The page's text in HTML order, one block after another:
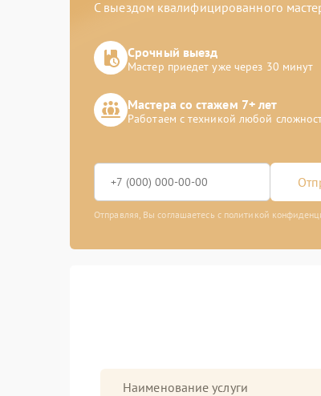
С выездом квалифицированного
Срочный выезд
Мастер приедет уже через 30 минут
Мастера со стажем 7+ лет
Работаем с техникой любой
Отправляя, Вы соглашаетесь с политикой
Наименование услуги